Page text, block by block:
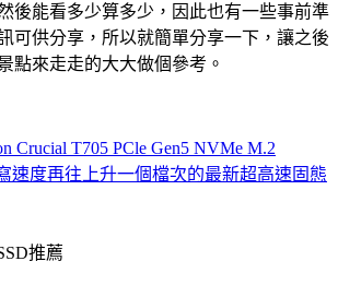
後能看多少算多少，因此也有一些事前準
可供分享，所以就簡單分享一下，讓之後
點來走走的大大做個參考。
Crucial T705 PCle Gen5 NVMe M.2
速度再往上升一個檔次的最新超高速固態